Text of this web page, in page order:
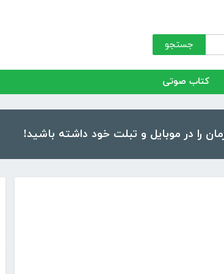
جستجو
کتاب صوتی